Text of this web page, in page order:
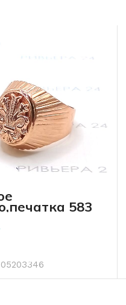
583
грамма
05203346